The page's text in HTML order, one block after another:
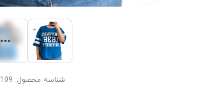
شناسه محصول: 109-15